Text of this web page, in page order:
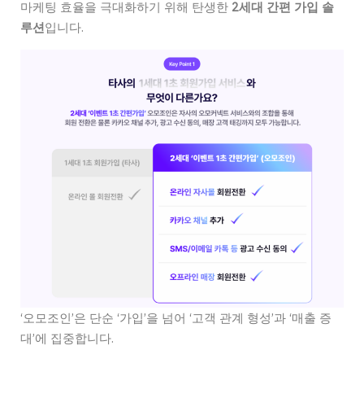
마케팅 효율을 극대화하기 위해 탄생한 2세대 간편 가입 솔
루션입니다.
‘오모조인’은 단순 ‘가입’을 넘어 ‘고객 관계 형성’과 ‘매출 증
대’에 집중합니다.